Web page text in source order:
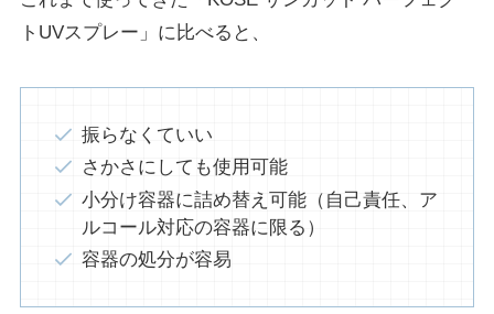
トUVスプレー」に比べると、
振らなくていい
さかさにしても使用可能
小分け容器に詰め替え可能（自己責任、ア
ルコール対応の容器に限る）
容器の処分が容易